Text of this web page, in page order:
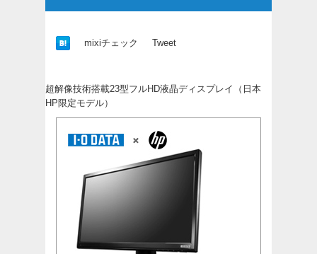
mixiチェック Tweet
超解像技術搭載23型フルHD液晶ディスプレイ（日本
HP限定モデル）